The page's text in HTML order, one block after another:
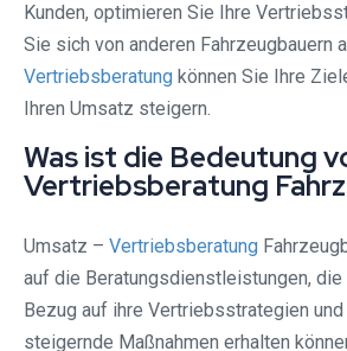
Kunden, optimieren Sie Ihre
Sie sich von anderen Fahrzeugbauern
Vertriebsberatung können Sie Ihre
Ihren Umsatz steigern.
Was ist die Bedeutung
Vertriebsberatung
Umsatz – Vertriebsberatung
auf die Beratungsdienstleistungen, die
Bezug auf ihre Vertriebsstrategien
steigernde Maßnahmen erhalten